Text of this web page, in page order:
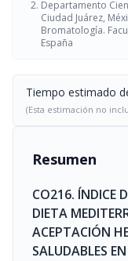
Departamento
Ciudad Juárez,
Bromatología.
España
Tiempo estimado
(Esta estimación no
Resumen
CO216. ÍNDICE
DIETA
ACEPTACIÓN
SALUDABLES